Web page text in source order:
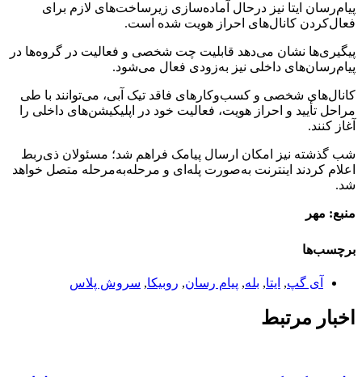
پیام‌رسان ایتا نیز درحال آماده‌سازی زیرساخت‌های لازم برای
فعال‌کردن کانال‌های احراز هویت شده است.
پیگیری‌ها نشان می‌دهد قابلیت چت شخصی و فعالیت در گروه‌ها در
پیام‌رسان‌های داخلی نیز به‌زودی فعال می‌شود.
کانال‌های شخصی و کسب‌وکارهای فاقد تیک آبی، می‌توانند با طی
مراحل تأیید و احراز هویت، فعالیت خود در اپلیکیشن‌های داخلی را
آغاز کنند.
شب گذشته نیز امکان ارسال پیامک فراهم شد؛ مسئولان ذی‌ربط
اعلام کردند اینترنت به‌صورت پله‌ای و مرحله‌به‌مرحله متصل خواهد
شد.
منبع: مهر
برچسب‌ها
آی گپ, ایتا, بله, پیام رسان, روبیکا, سروش پلاس
اخبار مرتبط